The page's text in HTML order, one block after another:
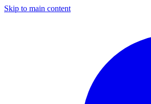
Skip to main content